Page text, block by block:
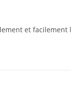
et facilement